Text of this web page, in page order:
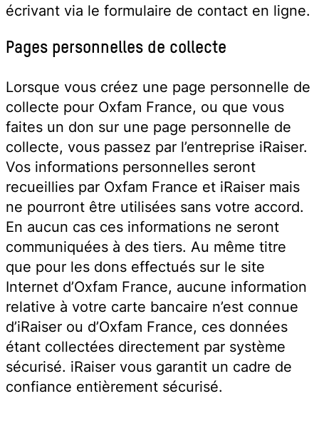
écrivant via le formulaire de contact en ligne.
Pages personnelles de collecte
Lorsque vous créez une page personnelle de
collecte pour Oxfam France, ou que vous
faites un don sur une page personnelle de
collecte, vous passez par l’entreprise iRaiser.
Vos informations personnelles seront
recueillies par Oxfam France et iRaiser mais
ne pourront être utilisées sans votre accord.
En aucun cas ces informations ne seront
communiquées à des tiers. Au même titre
que pour les dons effectués sur le site
Internet d’Oxfam France, aucune information
relative à votre carte bancaire n’est connue
d’iRaiser ou d’Oxfam France, ces données
étant collectées directement par système
sécurisé. iRaiser vous garantit un cadre de
confiance entièrement sécurisé.